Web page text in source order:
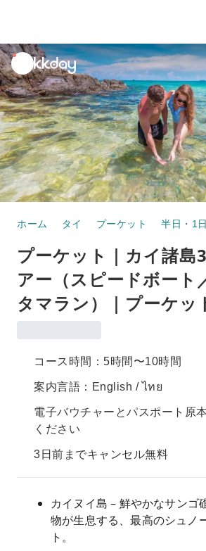
unread
notifications
ホーム タイ プーケット 半日・1
プーケット｜カイ諸島
アー（スピードボート
タマラン）｜プーケッ
コース時間：5時間〜10時間
案内言語：English / ไทย
電子バウチャーとパスポート原
ください
3日前までキャンセル無料
カイヌイ島 – 鮮やかなサンゴ
物が生息する、最高のシュノ
ト。